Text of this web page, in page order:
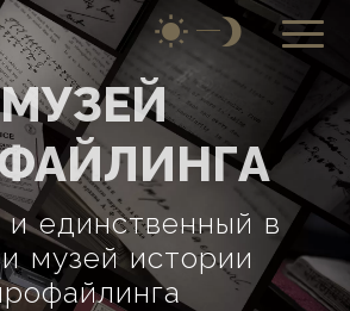
МУЗЕЙ
единственный в
музей истории